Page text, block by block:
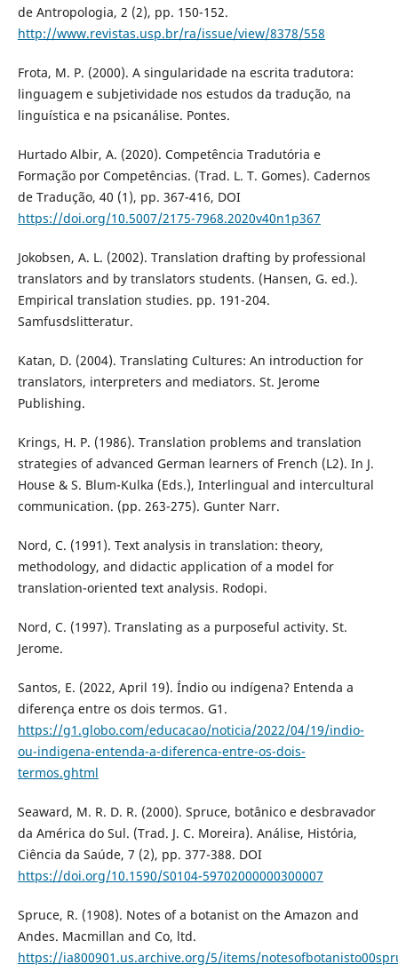
de Antropologia, 2 (2), pp. 150-152.
http://www.revistas.usp.br/ra/issue/view/8378/558
Frota, M. P. (2000). A singularidade na escrita tradutora:
linguagem e subjetividade nos estudos da tradução, na
linguística e na psicanálise. Pontes.
Hurtado Albir, A. (2020). Competência Tradutória e
Formação por Competências. (Trad. L. T. Gomes). Cadernos
de Tradução, 40 (1), pp. 367-416, DOI
https://doi.org/10.5007/2175-7968.2020v40n1p367
Jokobsen, A. L. (2002). Translation drafting by professional
translators and by translators students. (Hansen, G. ed.).
Empirical translation studies. pp. 191-204.
Samfusdslitteratur.
Katan, D. (2004). Translating Cultures: An introduction for
translators, interpreters and mediators. St. Jerome
Publishing.
Krings, H. P. (1986). Translation problems and translation
strategies of advanced German learners of French (L2). In J.
House & S. Blum-Kulka (Eds.), Interlingual and intercultural
communication. (pp. 263-275). Gunter Narr.
Nord, C. (1991). Text analysis in translation: theory,
methodology, and didactic application of a model for
translation-oriented text analysis. Rodopi.
Nord, C. (1997). Translating as a purposeful activity. St.
Jerome.
Santos, E. (2022, April 19). Índio ou indígena? Entenda a
diferença entre os dois termos. G1.
https://g1.globo.com/educacao/noticia/2022/04/19/indio-
ou-indigena-entenda-a-diferenca-entre-os-dois-
termos.ghtml
Seaward, M. R. D. R. (2000). Spruce, botânico e desbravador
da América do Sul. (Trad. J. C. Moreira). Análise, História,
Ciência da Saúde, 7 (2), pp. 377-388. DOI
https://doi.org/10.1590/S0104-59702000000300007
Spruce, R. (1908). Notes of a botanist on the Amazon and
Andes. Macmillan and Co, ltd.
https://ia800901.us.archive.org/5/items/